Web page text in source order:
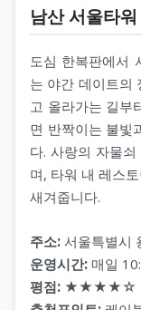
남산 서울타
도심 한복판에서
는 야간 데이트의
고 올라가는 길부
면 반짝이는 불빛
다. 사랑의 자물
며, 타워 내 레스
새겨줍니다.
주소: 서울특별시
운영시간: 매일
평점: ★★★★☆